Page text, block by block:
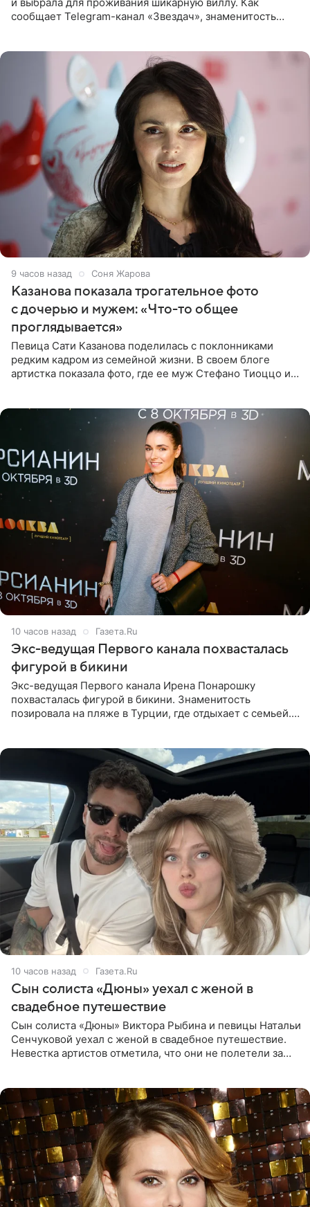
сообщает Telegram-канал «Звездач», знаменитость
9 часов назад Соня Жарова
Казанова показала трогательное фото
с дочерью и мужем: «Что-то общее
проглядывается»
Певица Сати Казанова поделилась с поклонниками
редким кадром из семейной жизни. В своем блоге
артистка показала фото, где ее муж Стефано Тиоццо и
10 часов назад Газета.Ru
Экс-ведущая Первого канала похвасталась
фигурой в бикини
Экс-ведущая Первого канала Ирена Понарошку
похвасталась фигурой в бикини. Знаменитость
позировала на пляже в Турции, где отдыхает с семьей.
10 часов назад Газета.Ru
Сын солиста «Дюны» уехал с женой в
свадебное путешествие
Сын солиста «Дюны» Виктора Рыбина и певицы Натальи
Сенчуковой уехал с женой в свадебное путешествие.
Невестка артистов отметила, что они не полетели за